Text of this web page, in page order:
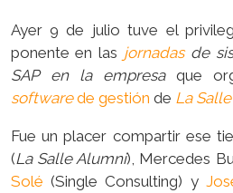
Ayer 9 de julio tuve el
ponente en las jornadasde
SAP en la empresaque
softwarede gestión de La
Fue un placer compartir ese
(La Salle Alumni), Mercedes
Solé (Single Consulting) y